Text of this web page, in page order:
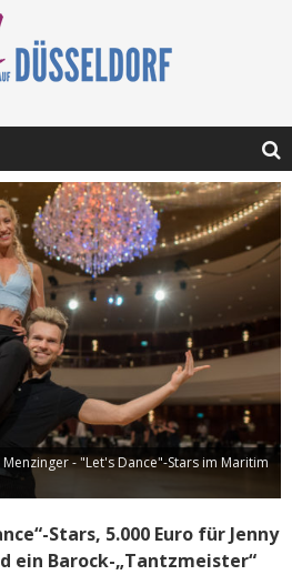
- "Let's Dance"-Stars im Maritim
Stars, 5.000 Euro für Jenny
ein Barock-„Tantzmeister“